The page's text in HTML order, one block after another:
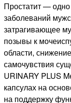
Простатит —
заболеваний
затрагивающее
позывы к
области,
самочувствия
URINARY PLUS
капсулах на
на поддержку